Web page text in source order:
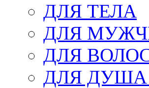
ДЛЯ ТЕЛА
ДЛЯ
ДЛЯ
ДЛЯ